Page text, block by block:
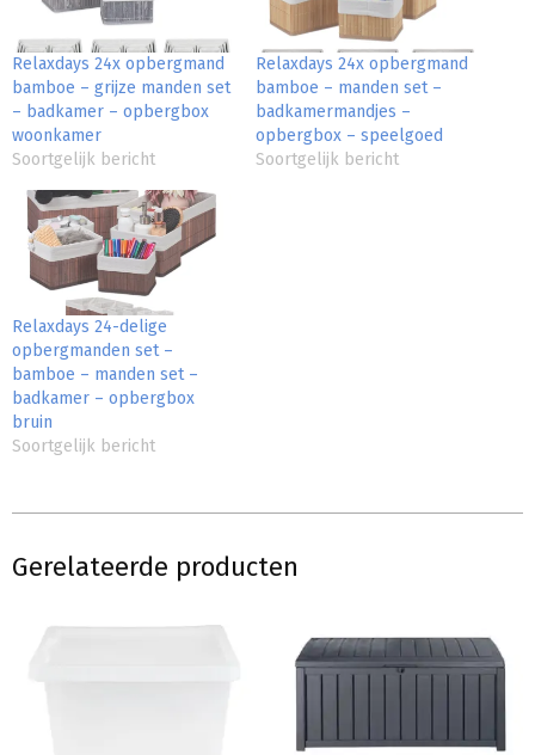
Relaxdays 24x opbergmand
bamboe – grijze manden set
– badkamer – opbergbox
woonkamer
Soortgelijk bericht
Relaxdays 24x opbergmand
bamboe – manden set –
badkamermandjes –
opbergbox – speelgoed
Soortgelijk bericht
Relaxdays 24-delige
opbergmanden set –
bamboe – manden set –
badkamer – opbergbox
bruin
Soortgelijk bericht
Gerelateerde producten